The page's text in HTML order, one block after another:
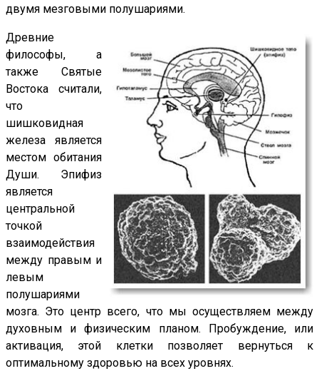
двумя мезговыми полушариями.
Древние
философы, а
также Святые
Востока считали,
что
шишковидная
железа является
местом обитания
Души. Эпифиз
является
центральной
точкой
взаимодействия
между правым и
левым
полушариями
мозга. Это центр всего, что мы осуществляем между
духовным и физическим планом. Пробуждение, или
активация, этой клетки позволяет вернуться к
оптимальному здоровью на всех уровнях.